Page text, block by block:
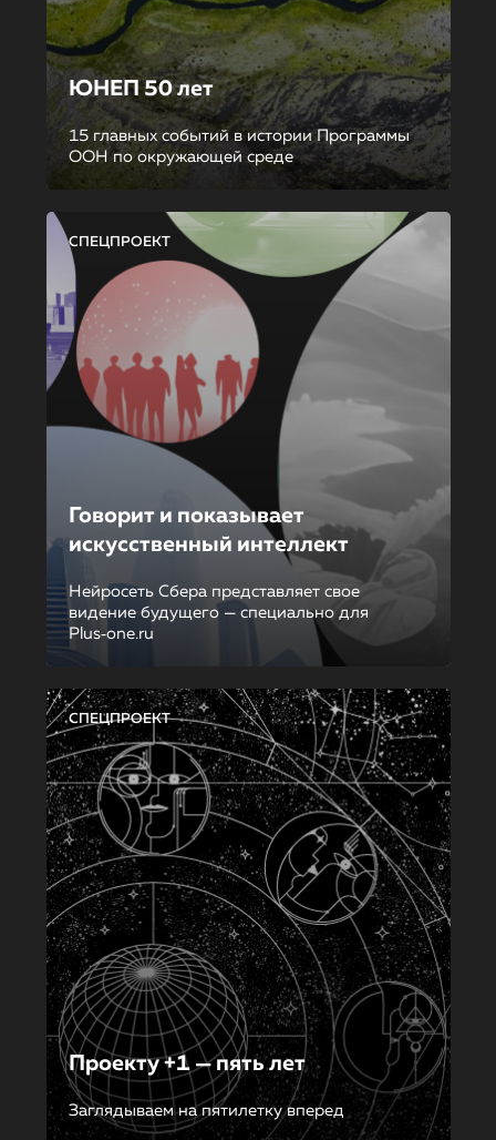
ЮНЕП 50 лет
15 главных событий в истории Программы
ООН по окружающей среде
СПЕЦПРОЕКТ
Говорит и показывает
искусственный интеллект
Нейросеть Сбера представляет свое
видение будущего — специально для
Plus‑one.ru
СПЕЦПРОЕКТ
Проекту +1 — пять лет
Заглядываем на пятилетку вперед